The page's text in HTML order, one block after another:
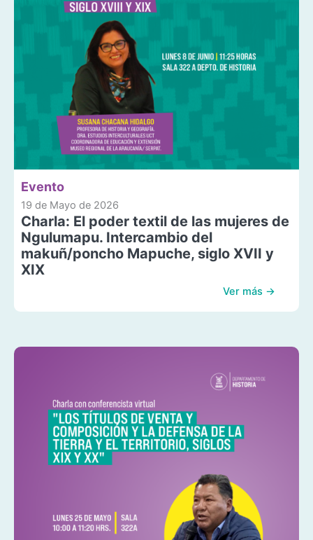
Evento
19 de Mayo de 2026
Charla: El poder textil de las mujeres de
Ngulumapu. Intercambio del
makuñ/poncho Mapuche, siglo XVII y
XIX
Ver más →